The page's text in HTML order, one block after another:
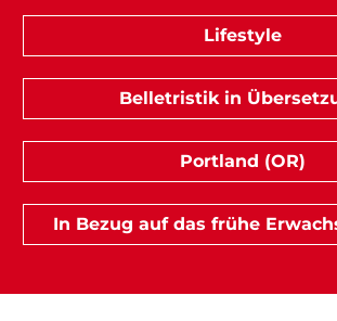
Lifestyle
Belletristik in
Portland (OR)
In Bezug auf das frühe